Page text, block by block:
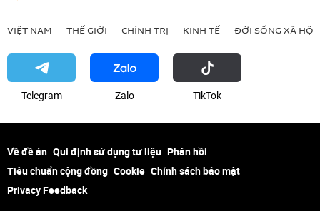
VIỆT NAM THẾ GIỚI CHÍNH TRỊ KINH TẾ ĐỜI SỐNG XÃ HỘI
Telegram Zalo ТikТоk
Về đề án Qui định sử dụng tư liệu Phản hồi
Tiêu chuẩn cộng đồng Cookie Chính sách bảo mật
Privacy Feedback